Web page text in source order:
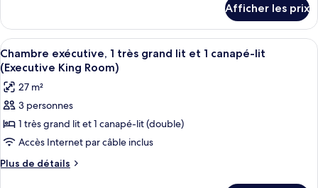
Deluxe,
très
grand
lit
et
1
canapé-
lit
(Junior
Suite
Deluxe,
1
très
grand
lit
et
canapé-
lit
King
Afficher les prix
Afficher
toutes
les
photos
pour
ce
type
de
Une chambre d’hôtel avec un
11
Chambre exécutive, 1 très grand lit et 1 canapé-lit
(Executive King Room)
27 m²
3 personnes
1 très grand lit et 1 canapé-lit (double)
Accès Internet par câble inclus
Plus de détails
Plus